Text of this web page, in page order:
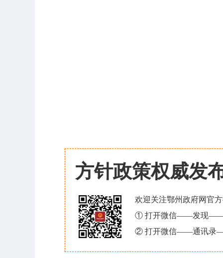
方针政策权威发
欢迎关注鄂州政府网官
① 打开微信——发现——
② 打开微信——通讯录